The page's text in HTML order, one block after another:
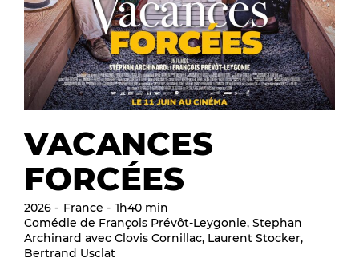
VACANCES
FORCÉES
2026 France
1h40 min
Comédie de François Prévôt-Leygonie, Stephan
Archinard avec Clovis Cornillac, Laurent Stocker,
Bertrand Usclat